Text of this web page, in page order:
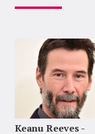
Keanu Reeves -